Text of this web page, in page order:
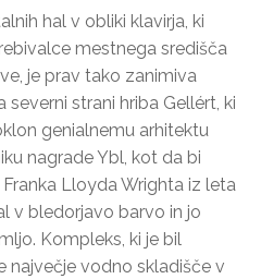
hal v obliki klavirja, ki
mestnega središča
je prav tako zanimiva
strani hriba Gellért, ki
genialnemu arhitektu
nagrade Ybl, kot da bi
Lloyda Wrighta iz leta
v bledorjavo barvo in jo
Kompleks, ki je bil
največje vodno skladišče v